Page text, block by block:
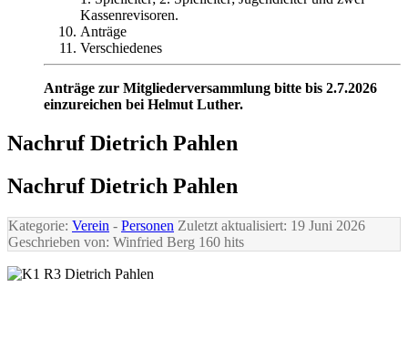
Kassenrevisoren.
Anträge
Verschiedenes
Anträge zur Mitgliederversammlung bitte bis 2.7.2026
einzureichen bei Helmut Luther.
Nachruf Dietrich Pahlen
Nachruf Dietrich Pahlen
Kategorie: Verein - Personen Zuletzt aktualisiert: 19 Juni 2026
Geschrieben von: Winfried Berg 160 hits